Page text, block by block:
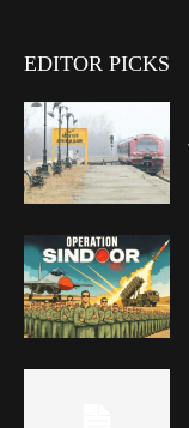
EDITOR PICKS